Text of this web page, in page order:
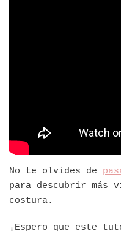
No te olvides de
para descubrir más
costura.
¡Espero que este